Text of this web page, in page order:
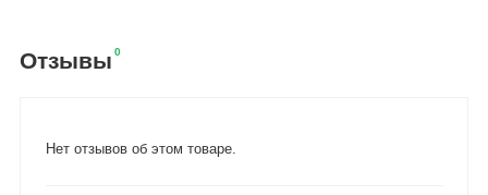
Отзывы 0
Нет отзывов об этом товаре.